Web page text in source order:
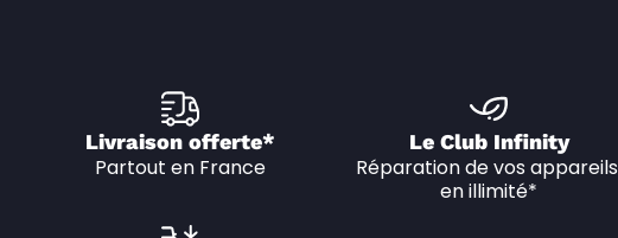
Livraison offerte*
Partout en France
Le Club Infinity
Réparation de vos appareils
en illimité*